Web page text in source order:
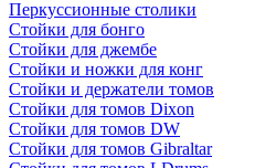
Перкуссионные столики
Стойки для бонго
Стойки для джембе
Стойки и ножки для конг
Стойки и держатели томов
Стойки для томов Dixon
Стойки для томов DW
Стойки для томов Gibraltar